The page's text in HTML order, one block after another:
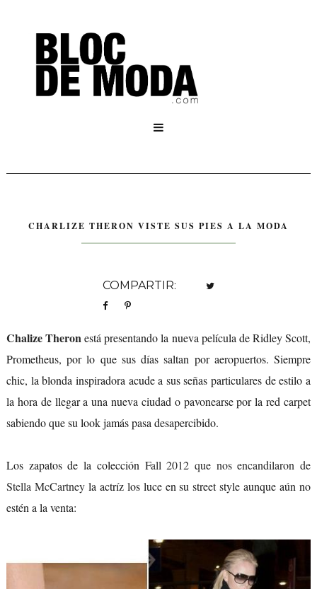

CHARLIZE THERON VISTE SUS PIES A LA MODA
COMPARTIR:
Chalize Theronestá presentando la nueva película de Ridley Scott,
Prometheus, por lo que sus días saltan por aeropuertos. Siempre
chic, la blonda inspiradora acude a sus señas particulares de estilo a
la hora de llegar a una nueva ciudad o pavonearse por la red carpet
sabiendo que su look jamás pasa desapercibido.
Los zapatos de la colección Fall 2012 que nos encandilaron de
Stella McCartneyla actríz los luce en su street style aunque aún no
estén a la venta: